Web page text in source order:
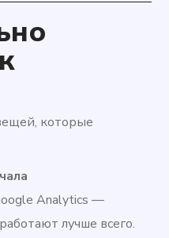
которые
Analytics —
лучше всего.